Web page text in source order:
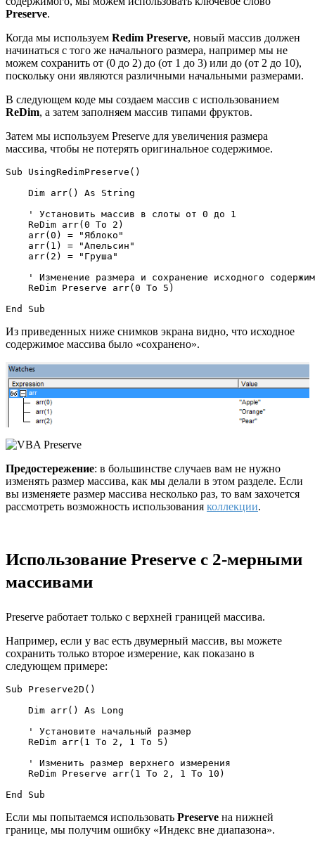
Preserve.
Когда мы используем Redim Preserve, новый массив должен
начинаться с того же начального размера, например мы не
можем сохранить от (0 до 2) до (от 1 до 3) или до (от 2 до 10),
поскольку они являются различными начальными размерами.
В следующем коде мы создаем массив с использованием
ReDim, а затем заполняем массив типами фруктов.
Затем мы используем Preserve для увеличения размера
массива, чтобы не потерять оригинальное содержимое.
Sub UsingRedimPreserve()
    Dim arr() As String
    ' Установить массив в слоты от 0 до 1
    ReDim arr(0 To 2)
    arr(0) = "Яблоко"
    arr(1) = "Апельсин"
    arr(2) = "Груша"
' Изменение размера и сохранение исходного
    ReDim Preserve arr(0 To 5)
Из приведенных ниже снимков экрана видно, что исходное
содержимое массива было «сохранено».
Предостережение: в большинстве случаев вам не нужно
изменять размер массива, как мы делали в этом разделе. Если
вы изменяете размер массива несколько раз, то вам захочется
рассмотреть возможность использования коллекции.
Использование Preserve с 2-мерными
массивами
Preserve работает только с верхней границей массива.
Например, если у вас есть двумерный массив, вы можете
сохранить только второе измерение, как показано в
следующем примере:
Sub Preserve2D()
    Dim arr() As Long
    ' Установите начальный размер
    ReDim arr(1 To 2, 1 To 5)
    ' Изменить размер верхнего измерения
    ReDim Preserve arr(1 To 2, 1 To 10)
Если мы попытаемся использовать Preserve на нижней
границе, мы получим ошибку «Индекс вне диапазона».